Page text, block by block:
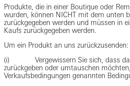
Produkte, die in einer Boutique oder
wurden, können NICHT mit dem unten
zurückgegeben werden und müssen in
Kaufs zurückgegeben werden.
Um ein Produkt an uns zurückzusenden:
(i) Vergewissern Sie sich, dass das
zurückgeben oder umtauschen
Verkaufsbedingungen genannten